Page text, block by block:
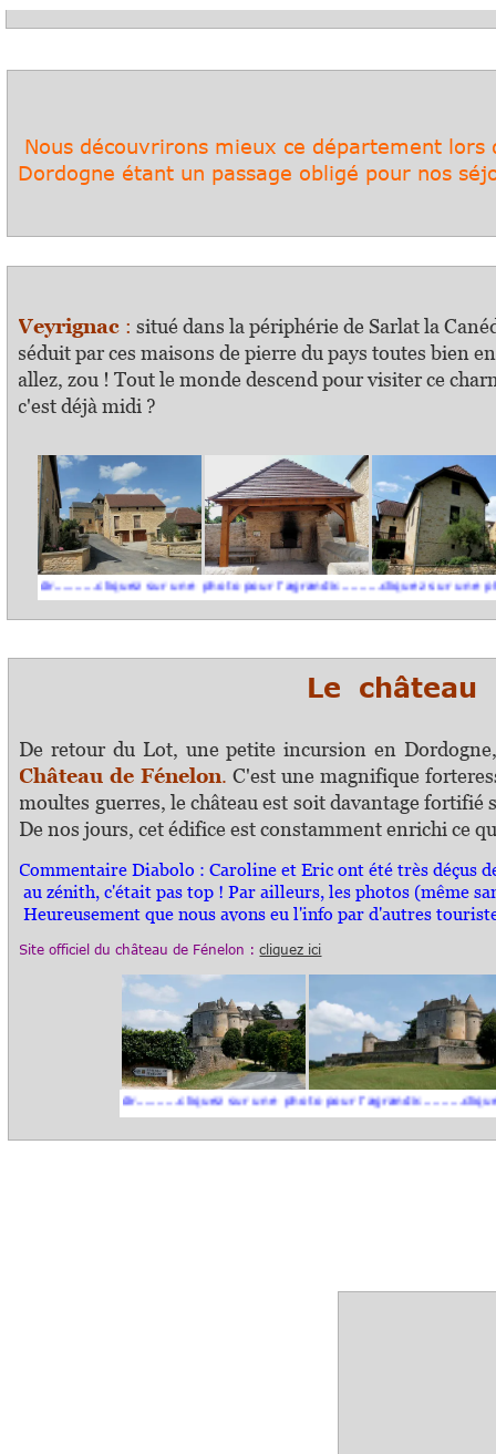
Nous découvrirons mieux ce département
Dordogne étant un passage obligé pour nos
Veyrignac : situé dans la périphérie de Sarlat la
séduit par ces maisons de pierre du pays toutes bien
allez, zou ! Tout le monde descend pour visiter ce
c'est déjà midi ?
sur une photo pour l'agrandir..........cliquez sur une photo
Le château
De retour du Lot, une petite incursion en
Château de Fénelon. C'est une magnifique
moultes guerres, le château est soit davantage
De nos jours, cet édifice est constamment enrichi ce
Commentaire Diabolo : Caroline et Eric ont été très déçus
au zénith, c'était pas top ! Par ailleurs, les photos (même
Heureusement que nous avons eu l'info par d'autres
Site officieldu château de Fénelon : cliquez ici
l'agrandir..........cliquez sur une photo pour l'agrandir..........cliquez sur